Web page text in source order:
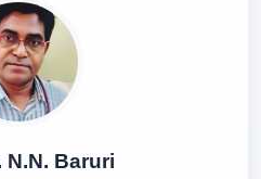
N.N. Baruri